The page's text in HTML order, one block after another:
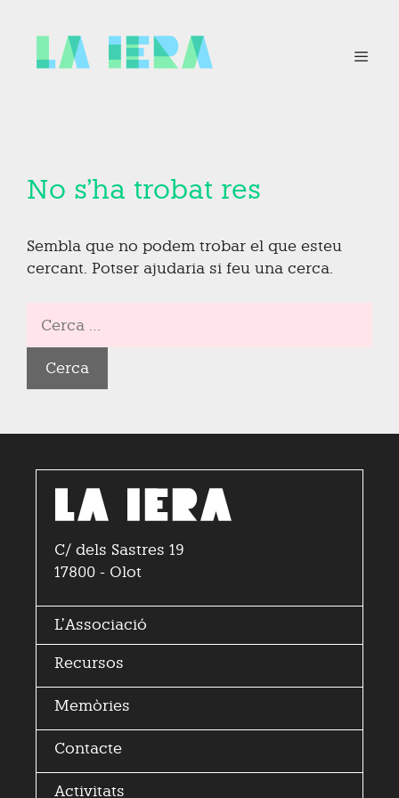
contingut
No s'ha trobat res
Sembla que no podem trobar el que esteu
cercant. Potser ajudaria si feu una cerca.
C/ dels Sastres 19
17800 - Olot
L’Associació
Recursos
Memòries
Contacte
Activitats